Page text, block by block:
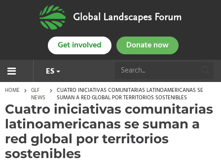
Global Landscapes Forum
Get involved Donate now
ES
HOME
GLF
NEWS
CUATRO INICIATIVAS COMUNITARIAS LATINOAMERICANAS SE
SUMAN A RED GLOBAL POR TERRITORIOS SOSTENIBLES
Cuatro iniciativas comunitarias
latinoamericanas se suman a
red global por territorios
sostenibles